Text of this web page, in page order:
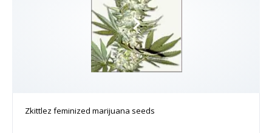
Zkittlez feminized marijuana seeds